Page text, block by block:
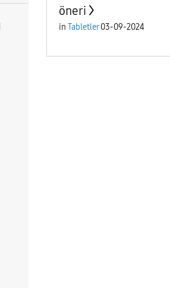
öneri
in Tabletler 03-09-2024